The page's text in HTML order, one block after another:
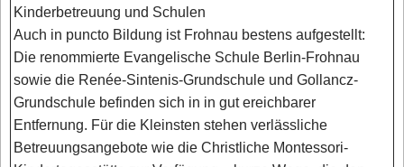
Kinderbetreuung und Schulen
Auch in puncto Bildung ist Frohnau bestens aufgestellt:
Die renommierte Evangelische Schule Berlin-Frohnau
sowie die Renée-Sintenis-Grundschule und Gollancz-
Grundschule befinden sich in in gut ereichbarer
Entfernung. Für die Kleinsten stehen verlässliche
Betreuungsangebote wie die Christliche Montessori-